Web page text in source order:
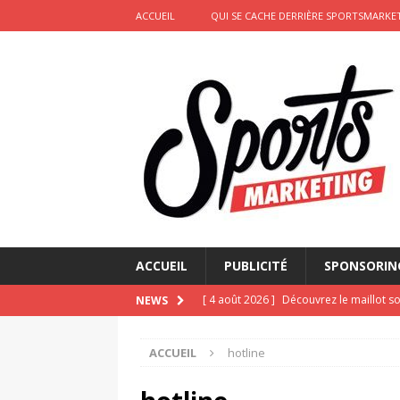
ACCUEIL QUI SE CACHE DERRIÈRE
ACCUEIL PUBLICITÉ
NEWS [ 4 août 2026 ] Découvrez le maillot
[ 2 août 2026 ]
ACCUEIL hotline